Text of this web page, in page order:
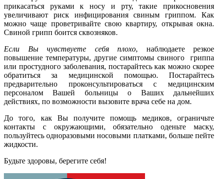
прикасаться руками к носу и рту, такие прикосновения
увеличивают риск инфицирования свиным гриппом. Как
можно чаще проветривайте свою квартиру, открывая окна.
Свиной грипп боится сквозняков.
Если Вы чувствуете себя плохо, наблюдаете резкое
повышение температуры, другие симптомы свиного гриппа
или простудного заболевания, постарайтесь как можно скорее
обратиться за медицинской помощью. Постарайтесь
предварительно проконсультироваться с медицинским
персоналом Вашей больницы о Ваших дальнейших
действиях, по возможности вызовите врача себе на дом.
До того, как Вы получите помощь медиков, ограничьте
контакты с окружающими, обязательно оденьте маску,
пользуйтесь одноразовыми носовыми платками, больше пейте
жидкости.
Будьте здоровы, берегите себя!